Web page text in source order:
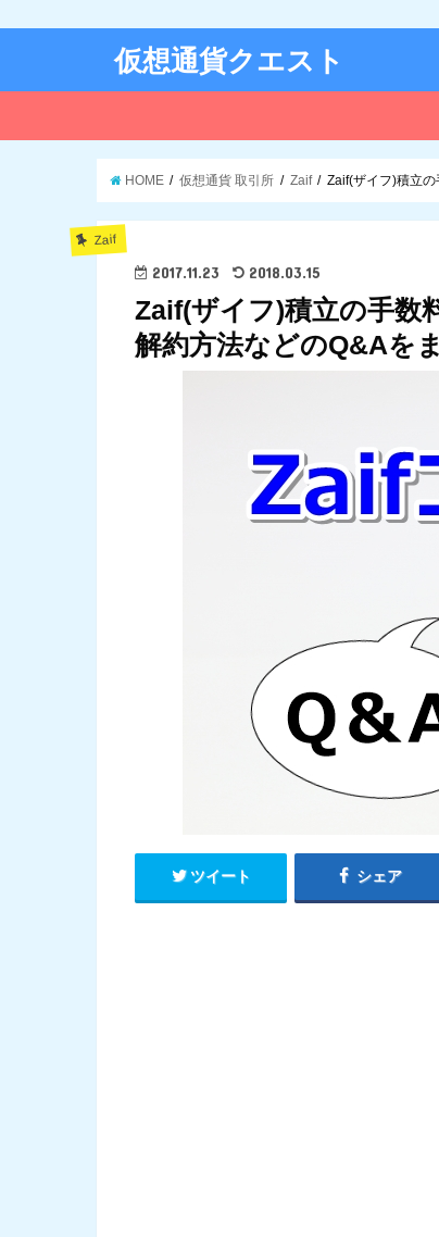
仮想通貨クエスト
HOME 仮想通貨 取引所 Zaif Zaif(ザイフ)積立
Zaif
2017.11.23 2018.03.15
Zaif(ザイフ)積立の手数
解約方法などのQ&Aを
ツイート シェア